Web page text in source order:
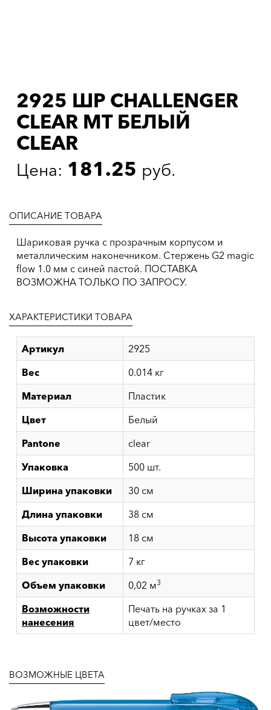
2925 ШР CHALLENGER
CLEAR MT БЕЛЫЙ
CLEAR
Цена: 181.25 руб.
ОПИСАНИЕ ТОВАРА
Шариковая ручка с прозрачным корпусом и
металлическим наконечником. Стержень G2 magic
flow 1.0 мм c синей пастой. ПОСТАВКА
ВОЗМОЖНА ТОЛЬКО ПО ЗАПРОСУ.
ХАРАКТЕРИСТИКИ ТОВАРА
Артикул
2925
Вес
0.014 кг
Материал
Пластик
Цвет
Белый
Pantone
clear
Упаковка
500 шт.
Ширина упаковки
30 см
Длина упаковки
38 см
Высота упаковки
18 см
Вес упаковки
7 кг
Объем упаковки
0,02 м3
Возможности
нанесения
Печать на ручках за 1
цвет/место
ВОЗМОЖНЫЕ ЦВЕТА